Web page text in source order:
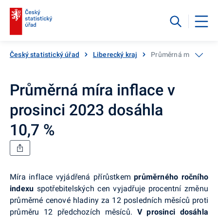
Český statistický úřad Liberecký kraj Průměrná míra
Průměrná míra inflace v
prosinci 2023 dosáhla
10,7 %
Míra inflace vyjádřená přírůstkemprůměrného ročního
indexu spotřebitelských cen vyjadřuje procentní změnu
průměrné cenové hladiny za 12 posledních měsíců proti
průměru 12 předchozích měsíců. V prosinci dosáhla